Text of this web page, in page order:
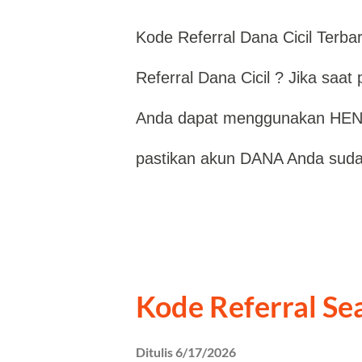
saldo, hingga berbagai
Kode Referral ShopeePay
membuat akun baru:
pada tahap pendaftaran agar
Kode Referral Dana Cicil
Referral Dana Cicil ? Jika saat
Anda dapat menggunakan
pastikan akun DANA Anda
sesuai dengan identitas asli.
DANA Cicil apabila sudah
Kode Referral
Ditulis6/17/2026